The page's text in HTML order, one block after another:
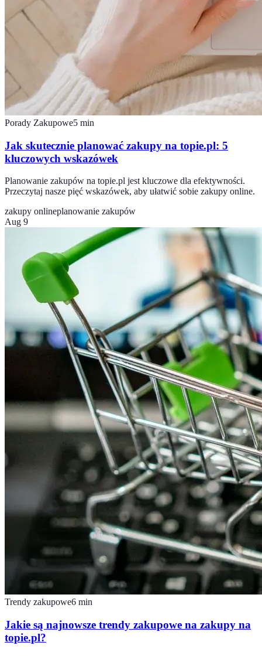
Porady Zakupowe5 min
Jak skutecznie planować zakupy na topie.pl: 5
kluczowych wskazówek
Planowanie zakupów na topie.pl jest kluczowe dla efektywności.
Przeczytaj nasze pięć wskazówek, aby ułatwić sobie zakupy online.
zakupy onlineplanowanie zakupów
Aug 9
Trendy zakupowe6 min
Jakie są najnowsze trendy zakupowe na zakupy na
topie.pl?